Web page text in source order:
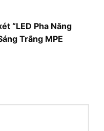
“LED Pha Năng
Trắng MPE